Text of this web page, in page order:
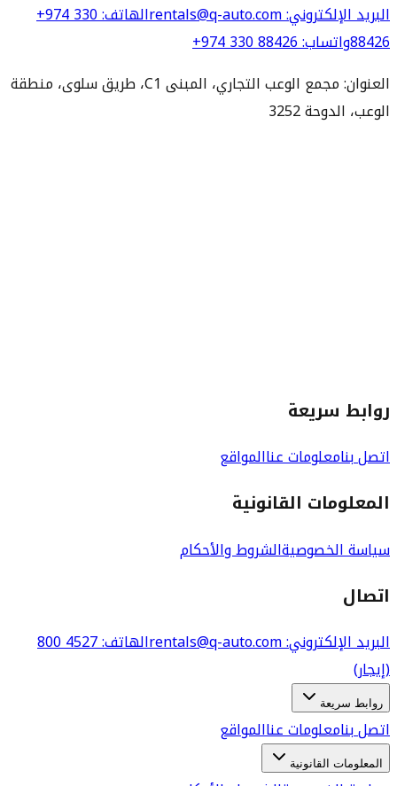
البريد الإلكتروني: rentals@q-auto.com الهاتف:
+974 330
88426واتساب:
+974 330 88426
العنوان: مجمع الوعب التجاري، المبنى C1، طريق سلوى، منطقة
الوعب، الدوحة 3252
روابط سريعة
اتصل بنامعلومات عناالمواقع
المعلومات القانونية
سياسة الخصوصيةالشروط والأحكام
اتصال
البريد الإلكتروني: rentals@q-auto.com الهاتف:
800 4527
(إيجار)
روابط سريعة
اتصل بنامعلومات عناالمواقع
المعلومات القانونية